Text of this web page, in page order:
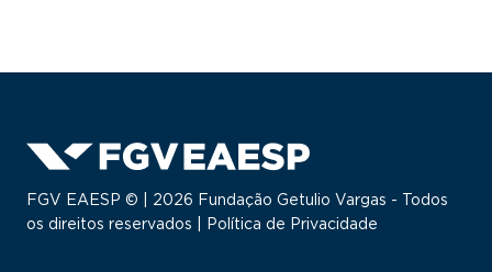
FGV EAESP © | 2026 Fundação Getulio Vargas - Todos
os direitos reservados |
Política de Privacidade